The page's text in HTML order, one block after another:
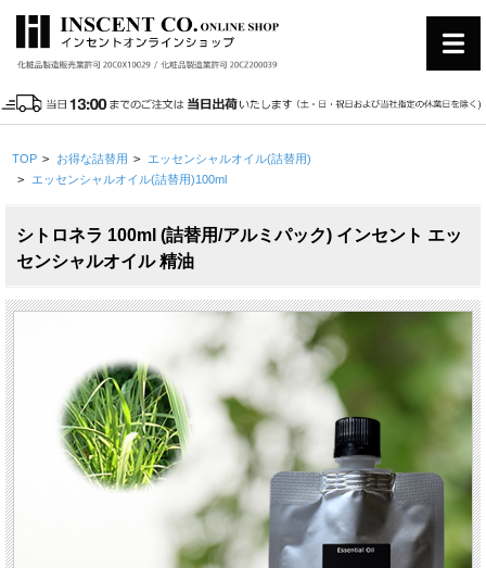
TOP > お得な詰替用 > エッセンシャルオイル(詰替用)
> エッセンシャルオイル(詰替用)100ml
シトロネラ 100ml (詰替用/アルミパック) インセント エッ
センシャルオイル 精油